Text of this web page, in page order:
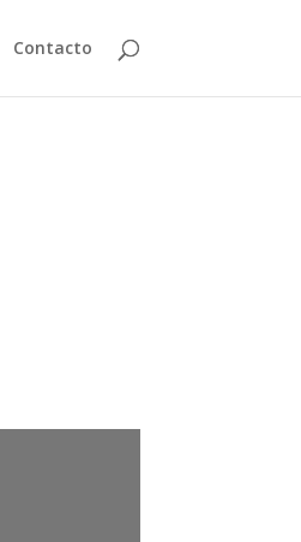
Contacto